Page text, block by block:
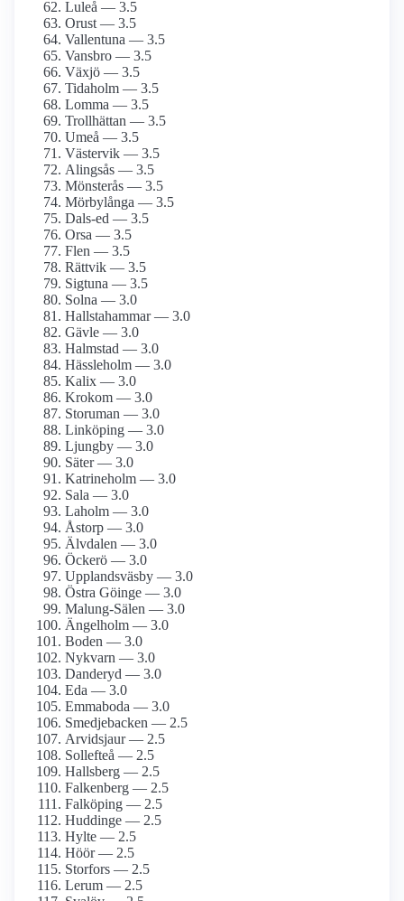
Luleå — 3.5
Orust — 3.5
Vallentuna — 3.5
Vansbro — 3.5
Växjö — 3.5
Tidaholm — 3.5
Lomma — 3.5
Trollhättan — 3.5
Umeå — 3.5
Västervik — 3.5
Alingsås — 3.5
Mönsterås — 3.5
Mörbylånga — 3.5
Dals-ed — 3.5
Orsa — 3.5
Flen — 3.5
Rättvik — 3.5
Sigtuna — 3.5
Solna — 3.0
Hallstahammar — 3.0
Gävle — 3.0
Halmstad — 3.0
Hässleholm — 3.0
Kalix — 3.0
Krokom — 3.0
Storuman — 3.0
Linköping — 3.0
Ljungby — 3.0
Säter — 3.0
Katrineholm — 3.0
Sala — 3.0
Laholm — 3.0
Åstorp — 3.0
Älvdalen — 3.0
Öckerö — 3.0
Upplandsväsby — 3.0
Östra Göinge — 3.0
Malung-Sälen — 3.0
Ängelholm — 3.0
Boden — 3.0
Nykvarn — 3.0
Danderyd — 3.0
Eda — 3.0
Emmaboda — 3.0
Smedjebacken — 2.5
Arvidsjaur — 2.5
Sollefteå — 2.5
Hallsberg — 2.5
Falkenberg — 2.5
Falköping — 2.5
Huddinge — 2.5
Hylte — 2.5
Höör — 2.5
Storfors — 2.5
Lerum — 2.5